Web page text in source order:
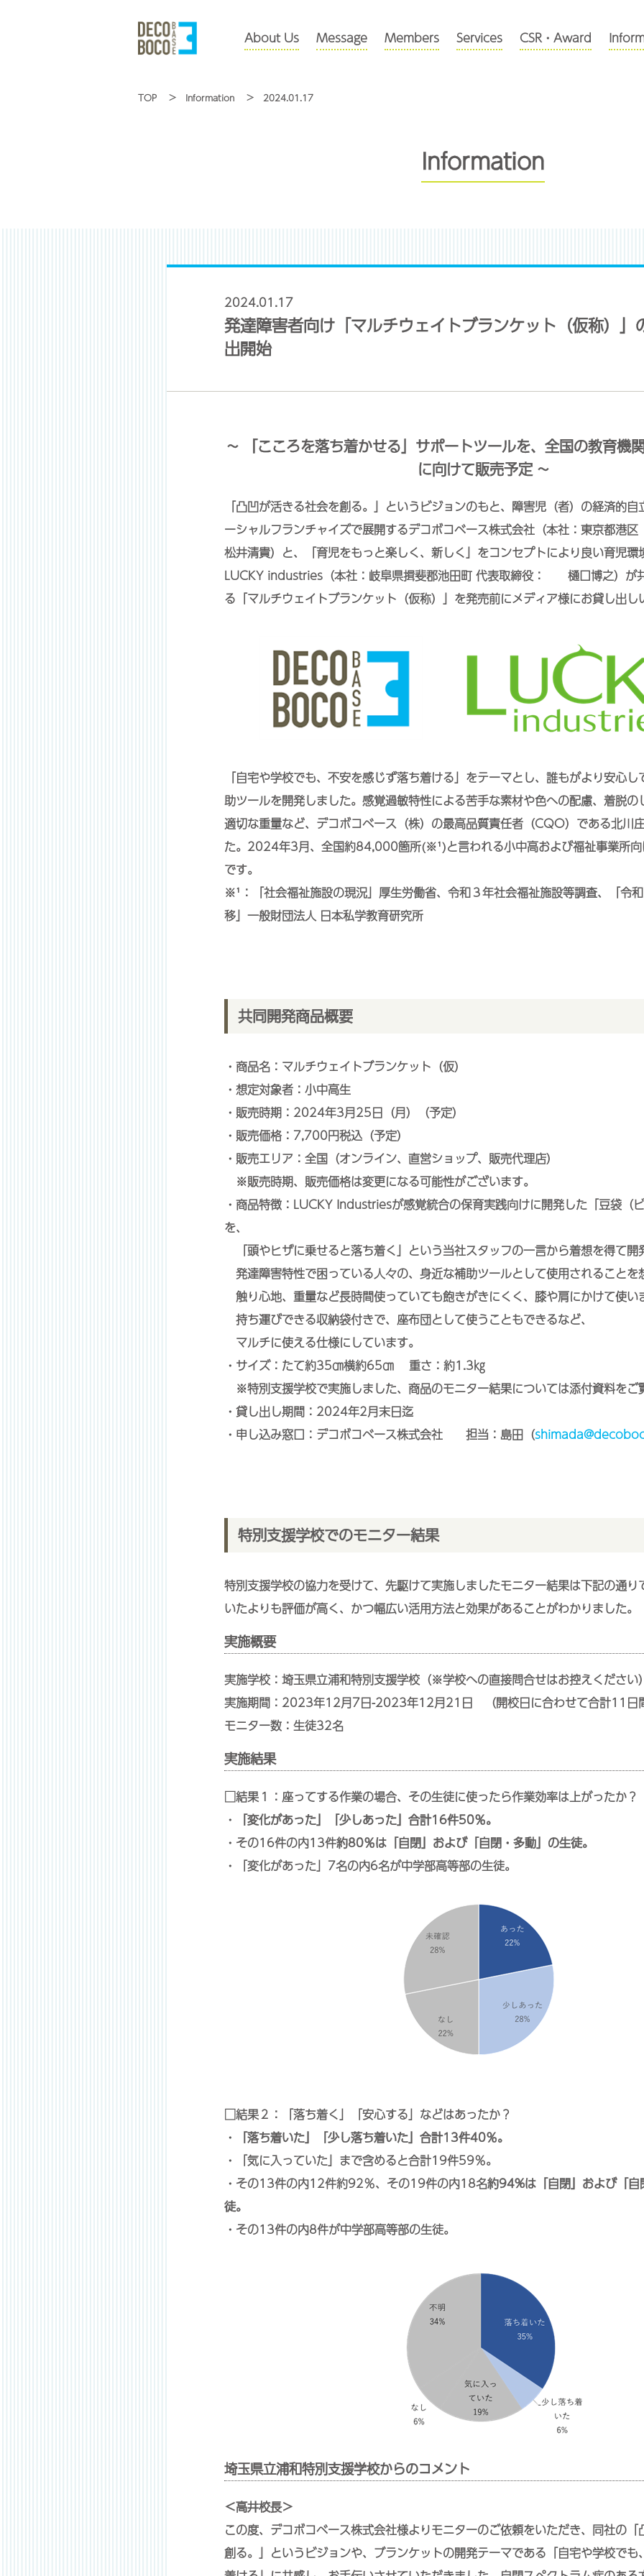
About Us Message Members Services CSR・Award
TOP Information 2024.01.17
Information
2024.01.17
発達障害者向け「マルチウェイトブランケット（仮称）」
出開始
~ 「こころを落ち着かせる」サポートツールを、全国の教育機
に向けて販売予定 ~
「凸凹が活きる社会を創る。」というビジョンのもと、障害児（者）の経済的
ーシャルフランチャイズで展開するデコボコベース株式会社（本社：東京都港
松井清貴）と、「育児をもっと楽しく、新しく」をコンセプトにより良い育児環
LUCKY industries（本社：岐阜県揖斐郡池田町 代表取締役： 樋口博之）が
る「マルチウェイトブランケット（仮称）」を発売前にメディア様にお貸し出し
「自宅や学校でも、不安を感じず落ち着ける」をテーマとし、誰もがより安心
助ツールを開発しました。感覚過敏特性による苦手な素材や色への配慮、着脱の
適切な重量など、デコボコベース（株）の最高品質責任者（CQO）である北川
た。2024年3月、全国約84,000箇所(※¹)と言われる小中高および福祉事業所向
です。
※¹：「社会福祉施設の現況」厚生労働省、令和３年社会福祉施設等調査、「令
移」一般財団法人 日本私学教育研究所
共同開発商品概要
・商品名：マルチウェイトブランケット（仮）
・想定対象者：小中高生
・販売時期：2024年3月25日（月）（予定）
・販売価格：7,700円税込（予定）
・販売エリア：全国（オンライン、直営ショップ、販売代理店）
※販売時期、販売価格は変更になる可能性がございます。
・商品特徴：LUCKY Industriesが感覚統合の保育実践向けに開発した「豆袋（
を、
「頭やヒザに乗せると落ち着く」という当社スタッフの一言から着想を得て開
発達障害特性で困っている人々の、身近な補助ツールとして使用されることを
触り心地、重量など長時間使っていても飽きがきにくく、膝や肩にかけて使い
持ち運びできる収納袋付きで、座布団として使うこともできるなど、
マルチに使える仕様にしています。
・サイズ：たて約35㎝横約65㎝ 重さ：約1.3㎏
※特別支援学校で実施しました、商品のモニター結果については添付資料をご
・貸し出し期間：2024年2月末日迄
・申し込み窓口：デコボコベース株式会社 担当：島田（
特別支援学校でのモニター結果
特別支援学校の協力を受けて、先駆けて実施しましたモニター結果は下記の通り
いたよりも評価が高く、かつ幅広い活用方法と効果があることがわかりました。
実施概要
実施学校：埼玉県立浦和特別支援学校（※学校への直接問合せはお控えください
実施期間：2023年12月7日-2023年12月21日 （開校日に合わせて合計11日
モニター数：生徒32名
実施結果
□結果１：座ってする作業の場合、その生徒に使ったら作業効率は上がったか？
・
「変化があった」「少しあった」合計16件50％。
・その16件の内13件約80％は「自閉」および「自閉・多動」の生徒。
・「変化があった」7名の内6名が中学部高等部の生徒。
□結果２：「落ち着く」「安心する」などはあったか？
・
「落ち着いた」「少し落ち着いた」合計13件40％。
・「気に入っていた」まで含めると合計19件59％。
・その13件の内12件約92％、その19件の内18名約94%は「自閉」および「自
徒。
・その13件の内8件が中学部高等部の生徒。
埼玉県立浦和特別支援学校からのコメント
＜高井校長＞
この度、デコボコベース株式会社様よりモニターのご依頼をいただき、同社の「
創る。」というビジョンや、ブランケットの開発テーマである「自宅や学校でも